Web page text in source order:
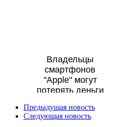
Владельцы
смартфонов
"Apple" могут
потерять деньги
приложение
Сбера
Предыдущая новость
Следующая новость